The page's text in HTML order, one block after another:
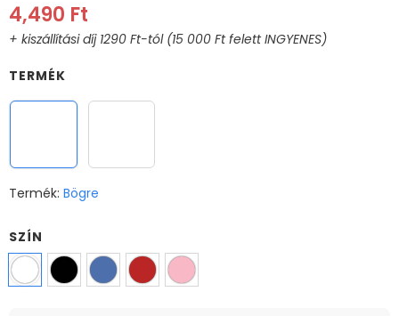
4,490 Ft
TERMÉK
Termék: Bögre
SZÍN